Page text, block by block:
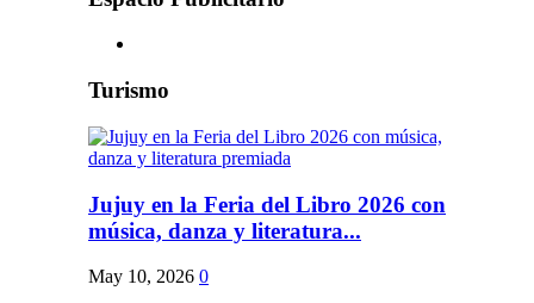
Turismo
Jujuy en la Feria del Libro 2026 con
música, danza y literatura...
May 10, 2026 0